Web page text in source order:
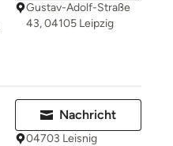
Gustav-Adolf-Straße
43, 04105 Leipzig
Nachricht
04703 Leisnig